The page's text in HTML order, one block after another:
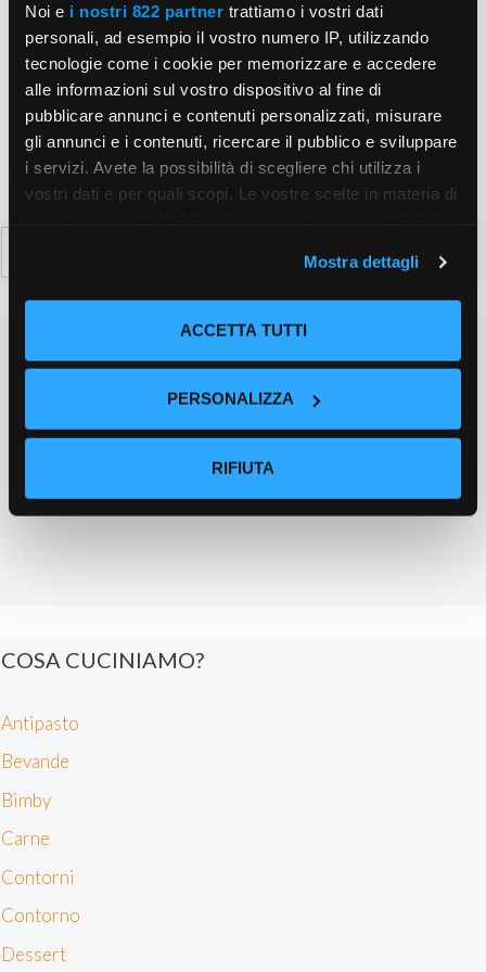
Noi e i nostri 822 partner trattiamo i vostri dati
personali, ad esempio il vostro numero IP, utilizzando
tecnologie come i cookie per memorizzare e accedere
alle informazioni sul vostro dispositivo al fine di
pubblicare annunci e contenuti personalizzati, misurare
gli annunci e i contenuti, ricercare il pubblico e sviluppare
i servizi. Avete la possibilità di scegliere chi utilizza i
vostri dati e per quali scopi. Le vostre scelte in materia di
modificare o revocare il proprio consenso in qualsiasi
momento dalla Dichiarazione sui cookie o facendo clic
sull'icona di attivazione della privacy.
Con il tuo consenso, vorremmo anche:
raccogliere informazioni sulla tua posizione
geografica, con un'approssimazione di qualche
esempio il tuo indirizzo IP, utilizzando tecnologie quali i
memorizzare e accedere alle informazioni sul tuo
dispositivo. Ciò è finalizzato a pubblicare annunci e
scegliere chi utilizza i tuoi dati e per quali scopi.
modificare o revocare il tuo consenso in qualsiasi
Mostra dettagli
ACCETTA TUTTI
PERSONALIZZA
RIFIUTA
Salva il mio nome, email e sito web in questo
browser per la prossima volta che commento.
COSA CUCINIAMO?
Antipasto
Bevande
Bimby
Carne
Contorni
Contorno
Dessert